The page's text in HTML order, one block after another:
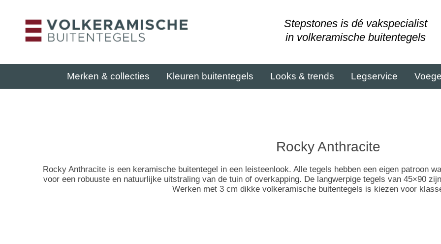
Stepstones is dé vakspecialist
in volkeramische buitentegels
Merken & collecties Kleuren buitentegels Looks & trends Legservice
Rocky Anthracite
Rocky Anthracite is een keramische buitentegel in een leisteenlook. Alle tegels hebben een eigen patroon
voor een robuuste en natuurlijke uitstraling van de tuin of overkapping. De langwerpige tegels van 45×90
Werken met 3 cm dikke volkeramische buitentegels is kiezen voor